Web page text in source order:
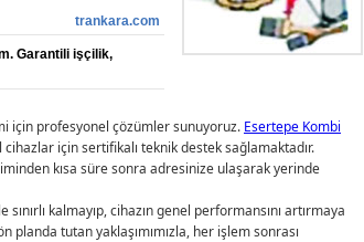
trankara.com
Garantili işçilik,
için profesyonel çözümler sunuyoruz. Esertepe Kombi
için sertifikalı teknik destek sağlamaktadır.
kısa süre sonra adresinize ulaşarak yerinde
kalmayıp, cihazın genel performansını artırmaya
tutan yaklaşımımızla, her işlem sonrası